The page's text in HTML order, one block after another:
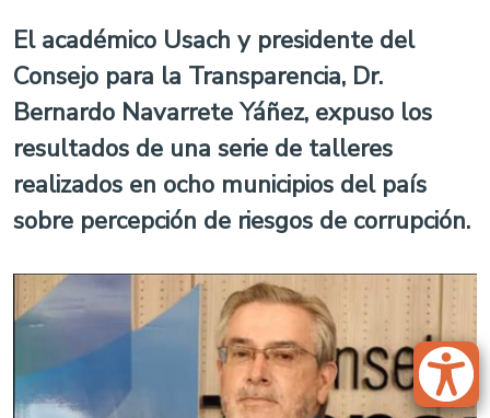
El académico Usach y presidente del
Consejo para la Transparencia, Dr.
Bernardo Navarrete Yáñez, expuso los
resultados de una serie de talleres
realizados en ocho municipios del país
sobre percepción de riesgos de corrupción.